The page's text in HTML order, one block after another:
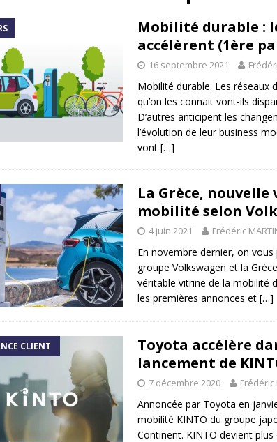
Peugeot E-208 GTi : naissance d’une
#StayHome : Honda dévoile un spot
Mobilité durable :
accélèrent (1ère
16 septembre 2021
Mobilité durable. Les réseaux
qu’on les connait vont-ils
D’autres anticipent les
l’évolution de leur business
vont […]
La Grèce,
mobilité selon
4 juin 2021 Frédéric
En novembre dernier, on vous
groupe Volkswagen et la
véritable vitrine de la mobilité
les premières annonces et […]
CLIENT
Toyota accélère
lancement de
7 décembre 2020 Frédéric
Annoncée par Toyota en
mobilité KINTO du groupe
Continent. KINTO devient